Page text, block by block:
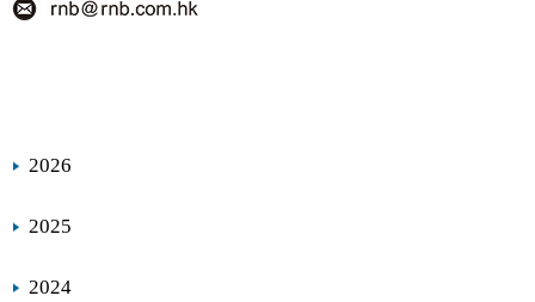
2026
2025
2024